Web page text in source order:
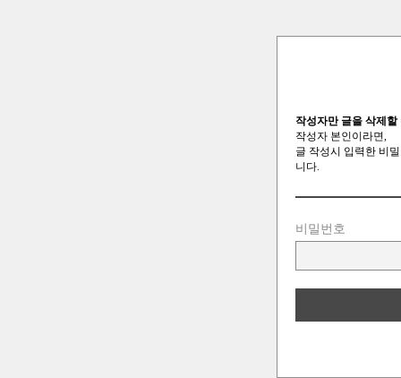
작성자만 글을 삭제할
작성자 본인이라면,
글 작성시 입력한 비
니다.
비밀번호